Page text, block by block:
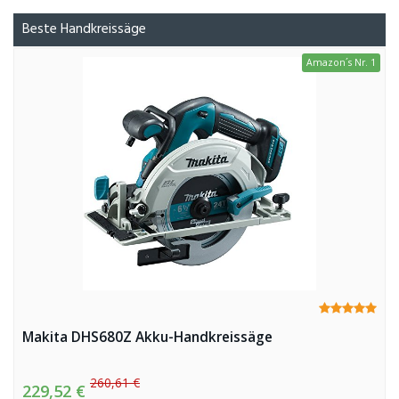
Beste Handkreissäge
Amazon´s Nr. 1
Makita DHS680Z Akku-Handkreissäge
229,52 € 260,61 €